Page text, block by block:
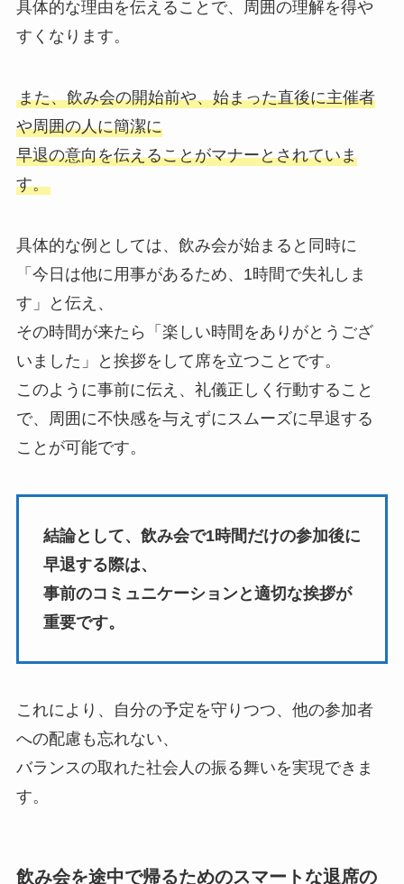
具体的な理由を伝えることで、周囲の理解を得や
すくなります。
また、飲み会の開始前や、始まった直後に主催者
や周囲の人に簡潔に
早退の意向を伝えることがマナーとされていま
す。
具体的な例としては、飲み会が始まると同時に
「今日は他に用事があるため、1時間で失礼しま
す」と伝え、
その時間が来たら「楽しい時間をありがとうござ
いました」と挨拶をして席を立つことです。
このように事前に伝え、礼儀正しく行動すること
で、周囲に不快感を与えずにスムーズに早退する
ことが可能です。
結論として、飲み会で1時間だけの参加後に
早退する際は、
事前のコミュニケーションと適切な挨拶が
重要です。
これにより、自分の予定を守りつつ、他の参加者
への配慮も忘れない、
バランスの取れた社会人の振る舞いを実現できま
す。
飲み会を途中で帰るためのスマートな退席の